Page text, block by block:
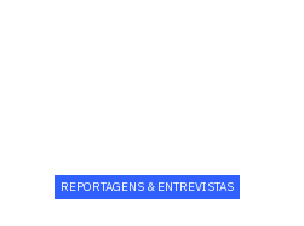
REPORTAGENS & ENTREVISTAS